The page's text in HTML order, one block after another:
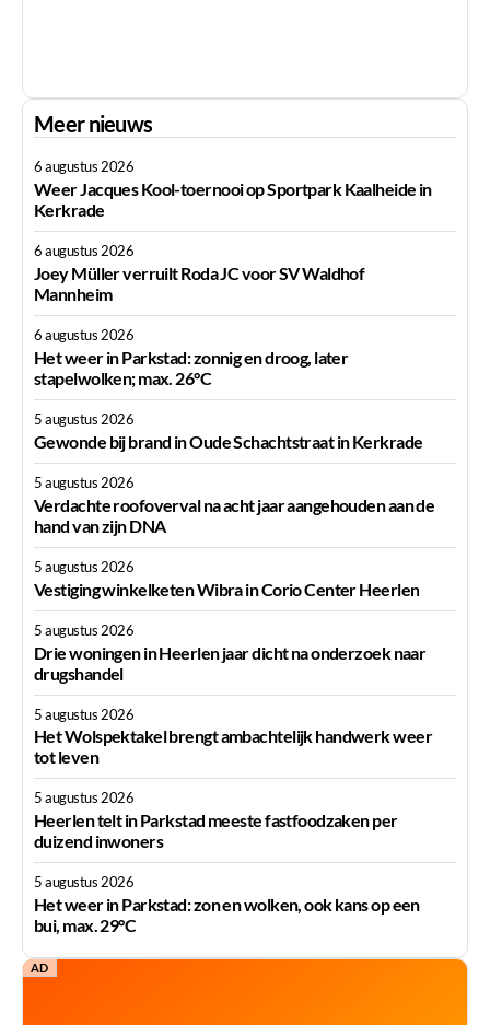
Meer nieuws
6 augustus 2026
Weer Jacques Kool-toernooi op Sportpark Kaalheide in
Kerkrade
6 augustus 2026
Joey Müller verruilt Roda JC voor SV Waldhof
Mannheim
6 augustus 2026
Het weer in Parkstad: zonnig en droog, later
stapelwolken; max. 26°C
5 augustus 2026
Gewonde bij brand in Oude Schachtstraat in Kerkrade
5 augustus 2026
Verdachte roofoverval na acht jaar aangehouden aan de
hand van zijn DNA
5 augustus 2026
Vestiging winkelketen Wibra in Corio Center Heerlen
5 augustus 2026
Drie woningen in Heerlen jaar dicht na onderzoek naar
drugshandel
5 augustus 2026
Het Wolspektakel brengt ambachtelijk handwerk weer
tot leven
5 augustus 2026
Heerlen telt in Parkstad meeste fastfoodzaken per
duizend inwoners
5 augustus 2026
Het weer in Parkstad: zon en wolken, ook kans op een
bui, max. 29°C
AD